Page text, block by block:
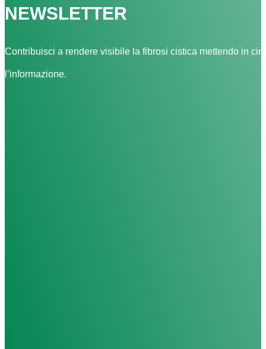
NEWSLETTER
Contribuisci a rendere visibile la fibrosi cistica mettendo in
l’informazione.